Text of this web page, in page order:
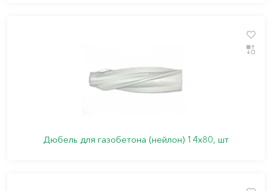
Дюбель для газобетона (нейлон) 14х80, шт